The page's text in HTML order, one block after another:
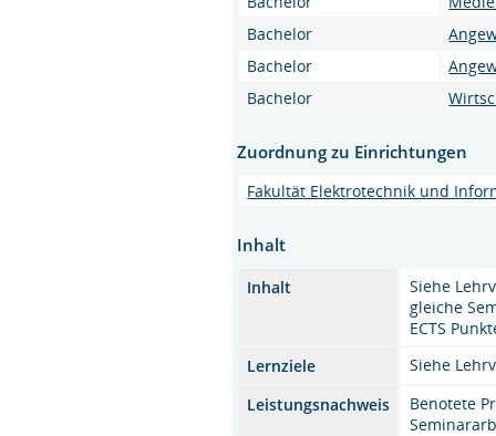
Bachelor
Bachelor
Bachelor
Zuordnung zu Einrichtungen
Fakultät Elektrotechnik und
Inhalt
Inhalt
Siehe
gleiche
ECTS
Lernziele
Siehe
Leistungsnachweis
Benotete